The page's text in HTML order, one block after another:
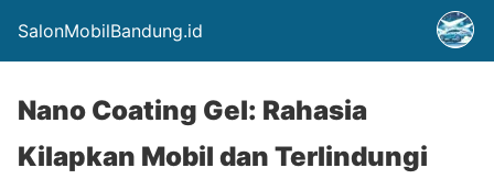
SalonMobilBandung.id
Nano Coating Gel: Rahasia
Kilapkan Mobil dan Terlindungi